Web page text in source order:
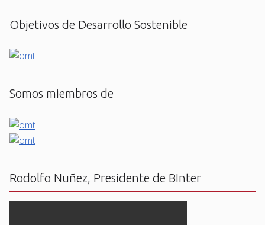
Objetivos de Desarrollo Sostenible
Somos miembros de
Rodolfo Nuñez, Presidente de BInter